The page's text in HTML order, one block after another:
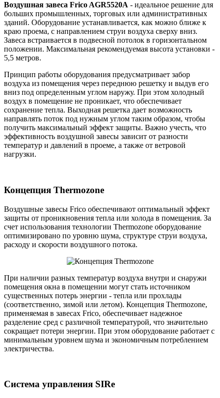
Воздушная завеса Frico AGR5520A - идеальное решение для
больших промышленных, торговых или административных
зданий. Оборудование устанавливается, как можно ближе к
краю проема, с направлением струи воздуха сверху вниз.
Завеса встраивается в подвесной потолок в горизонтальном
положении. Максимальная рекомендуемая высота установки -
5,5 метров.
Принцип работы оборудования предусматривает забор
воздуха из помещения через переднюю решетку и выдув его
вниз под определенным углом наружу. При этом холодный
воздух в помещение не проникает, что обеспечивает
сохранение тепла. Выходная решетка дает возможность
направлять поток под нужным углом таким образом, чтобы
получить максимальный эффект защиты. Важно учесть, что
эффективность воздушной завесы зависит от разности
температур и давлений в проеме, а также от ветровой
нагрузки.
Концепция Thermozone
Воздушные завесы Frico обеспечивают оптимальный эффект
защиты от проникновения тепла или холода в помещения. За
счет использования технологии Thermozone оборудование
оптимизировано по уровню шума, структуре струи воздуха,
расходу и скорости воздушного потока.
При наличии разных температур воздуха внутри и снаружи
помещения окна в помещении могут стать источником
существенных потерь энергии - тепла или прохлады
(соответственно, зимой или летом). Концепция Thermozone,
применяемая в завесах Frico, обеспечивает надежное
разделение сред с различной температурой, что значительно
сокращает потери энергии. При этом оборудование работает с
минимальным уровнем шума и экономичным потреблением
электричества.
Система управления SIRe